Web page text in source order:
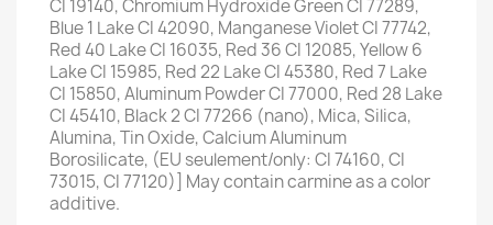
CI 19140, Chromium Hydroxide Green CI 77289,
Blue 1 Lake CI 42090, Manganese Violet CI 77742,
Red 40 Lake CI 16035, Red 36 CI 12085, Yellow 6
Lake CI 15985, Red 22 Lake CI 45380, Red 7 Lake
CI 15850, Aluminum Powder CI 77000, Red 28 Lake
CI 45410, Black 2 CI 77266 (nano), Mica, Silica,
Alumina, Tin Oxide, Calcium Aluminum
Borosilicate, (EU seulement/only: CI 74160, CI
73015, CI 77120)] May contain carmine as a color
additive.